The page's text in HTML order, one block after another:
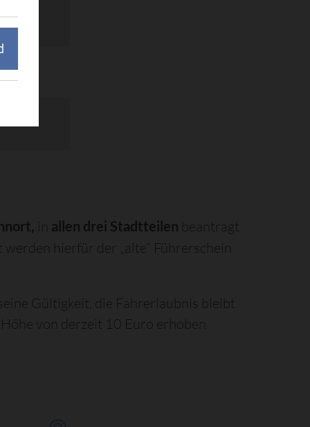
in allen drei Stadtteilen beantragt
werden hierfür der „alte“ Führerschein
Gültigkeit, die Fahrerlaubnis bleibt
von derzeit 10 Euro erhoben